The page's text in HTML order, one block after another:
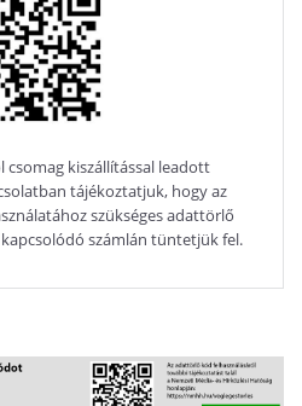
kiszállítással leadott
tájékoztatjuk, hogy az
szükséges adattörlő
számlán tüntetjük fel.